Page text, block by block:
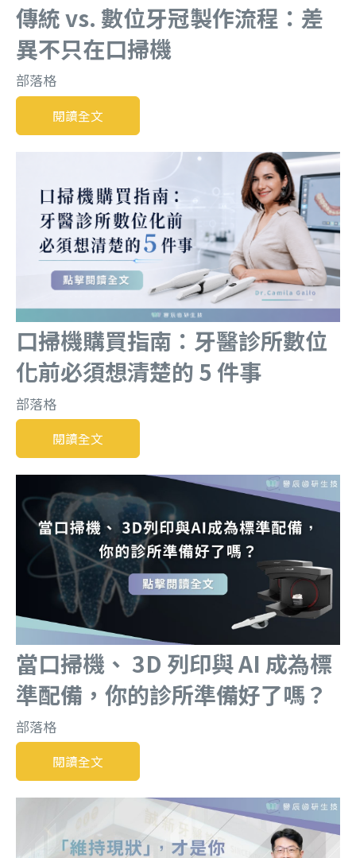
傳統 vs. 數位牙冠製作流程：差
異不只在口掃機
部落格
閱讀全文
口掃機購買指南：牙醫診所數位
化前必須想清楚的 5 件事
部落格
閱讀全文
當口掃機、 3D 列印與 AI 成為標
準配備，你的診所準備好了嗎？
部落格
閱讀全文